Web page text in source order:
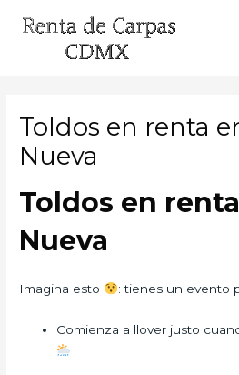
Toldos en renta
Nueva
Toldos en
Nueva
Imagina esto : tienes un evento
Comienza a llover justo